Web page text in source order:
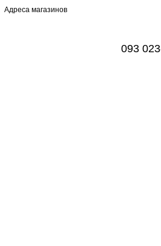
Адреса магазинов
093